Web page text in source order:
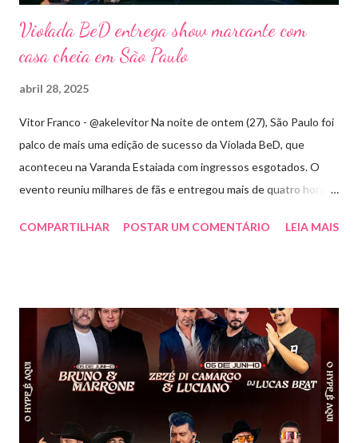
Violada BeD entrega show marcante com
casa cheia em São Paulo
abril 28, 2025
Vitor Franco - @akelevitor Na noite de ontem (27), São Paulo foi
palco de mais uma edição de sucesso da Violada BeD, que
aconteceu na Varanda Estaiada com ingressos esgotados. O
evento reuniu milhares de fãs e entregou mais de quatro horas
de hits, Bruninho & Davi incendiaram o palco e contaram com
única, com o público cantando junto do início ao fim. Criado em
2018, o projeto Violada BeD se tornou uma verdadeira marca
registrada da carreira da dupla, oferecendo ao público um show
imersivo, com horas de duração, que mistura grandes clássicos
do sertanejo com homenagens a outros gêneros. No palco,
Bruninho & Davi transitam com naturalidade entre os seus hits e
COMPARTILHAR POSTAR UM COMENTÁRIO LEIA MAIS